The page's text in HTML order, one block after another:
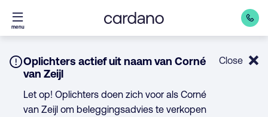
Direct
naar
menu
Notice:
Oplichters actief uit naam van Corné
van Zeijl
Let op! Oplichters doen zich voor als Corné
van Zeijl om beleggingsadvies te verkopen
Close